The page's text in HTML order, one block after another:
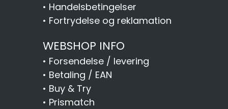
• Handelsbetingelser
• Fortrydelse og reklamation
WEBSHOP INFO
• Forsendelse / levering
• Betaling / EAN
• Buy & Try
• Prismatch